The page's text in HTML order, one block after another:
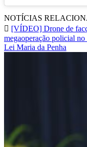
NOTÍCIAS
[VÍDEO] Drone de
megaoperação policial no
Lei Maria da Penha